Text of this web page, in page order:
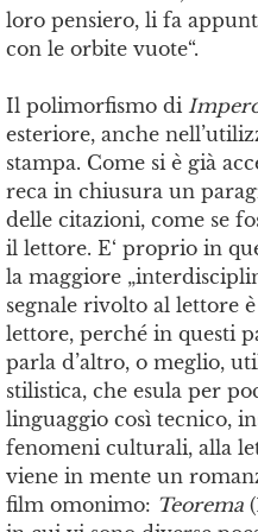
loro pensiero, li fa
con le orbite vuote“.
Il polimorfismo di
esteriore, anche
stampa. Come si è già
reca in chiusura un
delle citazioni, come se
il lettore. E‘ proprio in
la maggiore
segnale rivolto al lettore
lettore, perché in questi
parla d’altro, o meglio,
stilistica, che esula per
linguaggio così tecnico,
fenomeni culturali, alla
viene in mente un
film omonimo: Teorema